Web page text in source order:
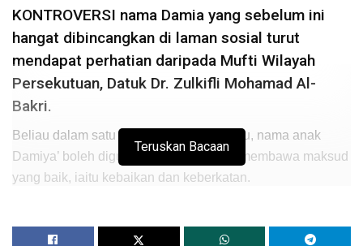
KONTROVERSI nama Damia yang sebelum ini
hangat dibincangkan di laman sosial turut
mendapat perhatian daripada Mufti Wilayah
Persekutuan, Datuk Dr. Zulkifli Mohamad Al-
Bakri.
Beliau dalam satu kenyatan memberitahu, nama anak
Damiya’ boleh digunakan kerana ianya membawa maksud
yang baik, iaitu kebaikan dan keberkatan.
dibolehkan kerana perkataan asal itu, ada makna
Teruskan Bacaan